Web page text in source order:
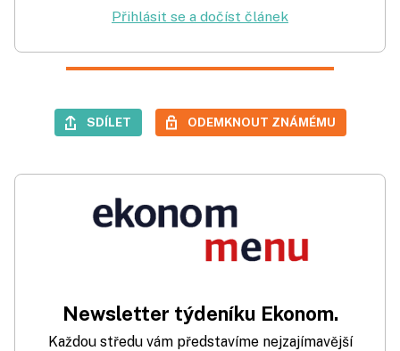
Přihlásit se a dočíst článek
SDÍLET ODEMKNOUT ZNÁMÉMU
Newsletter týdeníku Ekonom.
Každou středu vám představíme nejzajímavější